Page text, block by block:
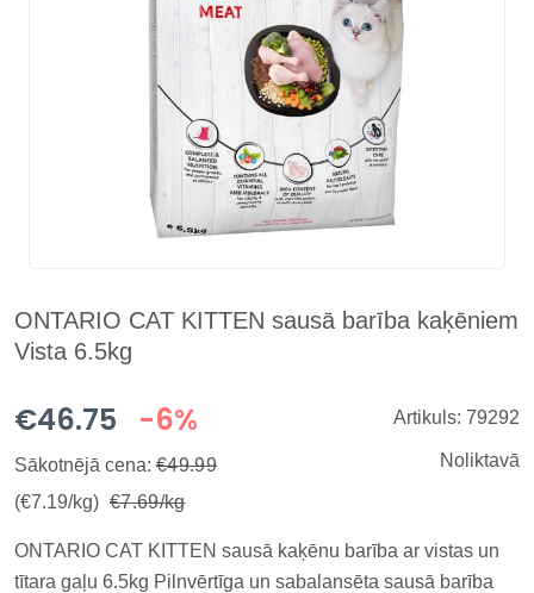
ONTARIO CAT KITTEN sausā barība kaķēniem
Vista 6.5kg
€46.75 -6%
Sākotnējā cena: €49.99
(€7.19/kg) €7.69/kg
Artikuls: 79292
Noliktavā
ONTARIO CAT KITTEN sausā kaķēnu barība ar vistas un
tītara gaļu 6.5kg Pilnvērtīga un sabalansēta sausā barība